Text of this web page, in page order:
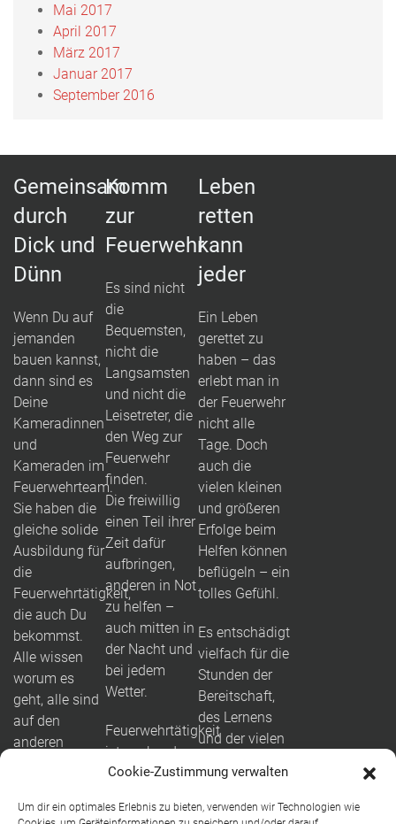
Cookie-Zustimmung verwalten
Um dir ein optimales Erlebnis zu bieten, verwenden wir Technologien wie
Mai 2017
April 2017
März 2017
Januar 2017
September 2016
Gemeinsam
durch
Dick und
Dünn
Wenn Du auf
jemanden
bauen kannst,
dann sind es
Deine
Kameradinnen
und
Kameraden im
Feuerwehrteam.
Sie haben die
gleiche solide
Ausbildung für
die
Feuerwehrtätigkeit,
die auch Du
bekommst.
Alle wissen
worum es
geht, alle sind
auf den
anderen
So entwickeln
Komm
zur
Feuerwehr
Es sind nicht
die
Bequemsten,
nicht die
Langsamsten
und nicht die
Leisetreter, die
den Weg zur
Feuerwehr
finden.
Die freiwillig
einen Teil ihrer
Zeit dafür
aufbringen,
anderen in Not
zu helfen –
auch mitten in
der Nacht und
bei jedem
Wetter.
Feuerwehrtätigkeit
ist packend
und weit mehr
löschen: Vom
Leben
retten
kann
jeder
Ein Leben
gerettet zu
haben – das
erlebt man in
der Feuerwehr
nicht alle
Tage. Doch
auch die
vielen kleinen
und größeren
Erfolge beim
Helfen können
beflügeln – ein
tolles Gefühl.
Es entschädigt
vielfach für die
Stunden der
Bereitschaft,
des Lernens
und der vielen
Das ist der
Augenblick, in